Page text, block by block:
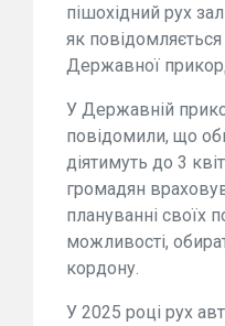
пішохідний рух
як
Державної
У Державній
повідомили, що
діятимуть до 3
громадян
плануванні своїх
можливості,
кордону.
У 2025 році рух